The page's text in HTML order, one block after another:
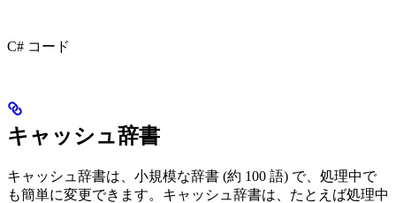
C# コード
キャッシュ辞書
キャッシュ辞書は、小規模な辞書 (約 100 語) で、処理中で
も簡単に変更できます。キャッシュ辞書は、たとえば処理中